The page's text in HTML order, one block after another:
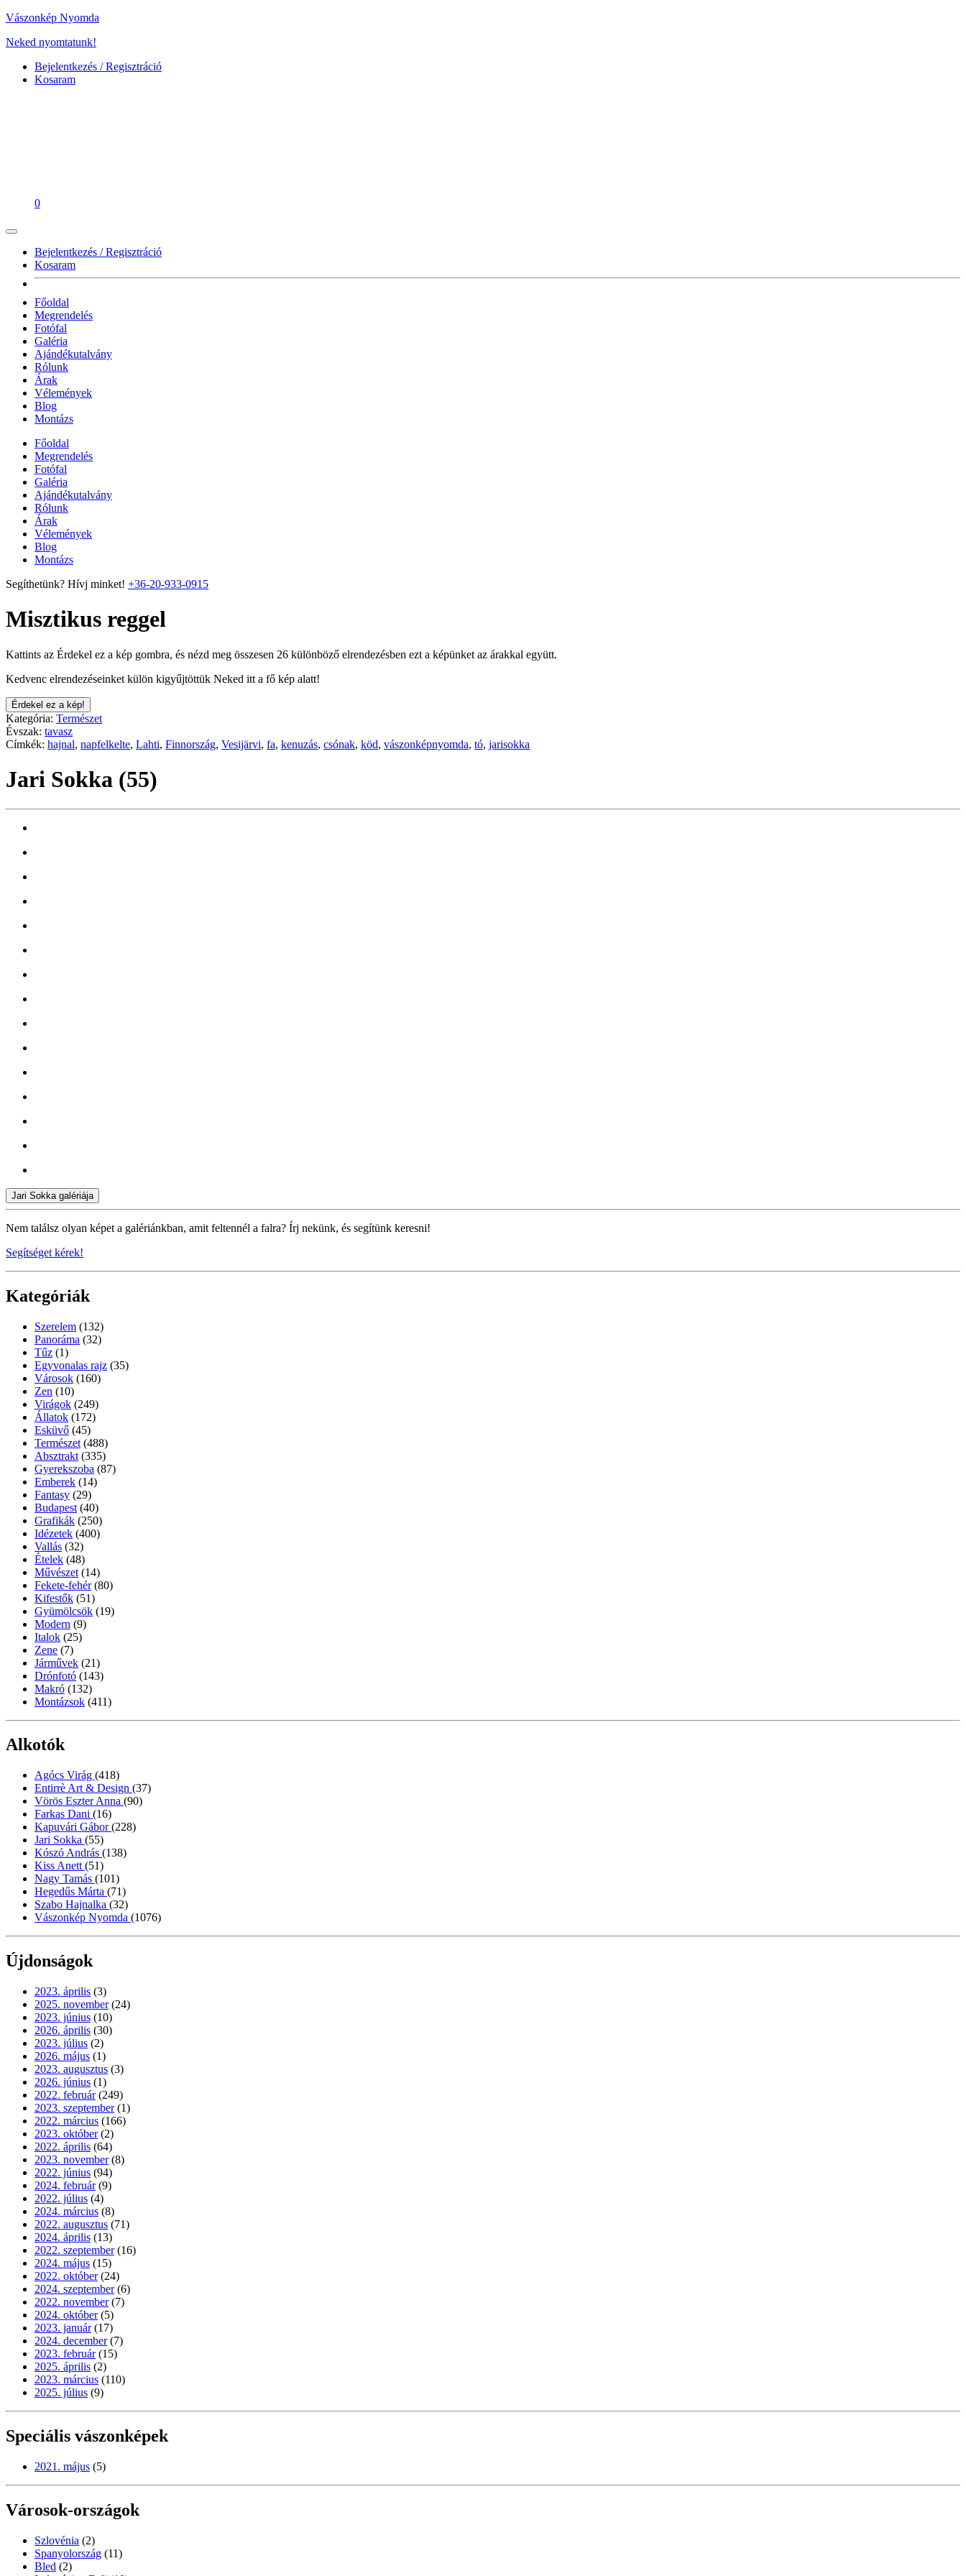
Vászonkép Nyomda
Neked nyomtatunk!
Bejelentkezés / Regisztráció
Kosaram
0
Bejelentkezés / Regisztráció
Kosaram
Főoldal
Megrendelés
Fotófal
Galéria
Ajándékutalvány
Rólunk
Árak
Vélemények
Blog
Montázs
Főoldal
Megrendelés
Fotófal
Galéria
Ajándékutalvány
Rólunk
Árak
Vélemények
Blog
Montázs
Segíthetünk? Hívj minket! +36-20-933-0915
Misztikus reggel
Kattints az Érdekel ez a kép gombra, és nézd meg összesen 26 különböző elrendezésben ezt a képünket az árakkal együtt.
Kedvenc elrendezéseinket külön kigyűjtöttük Neked itt a fő kép alatt!
Érdekel ez a kép!
Kategória: Természet
Évszak: tavasz
Címkék: hajnal, napfelkelte, Lahti, Finnország, Vesijärvi, fa, kenuzás, csónak, köd, vászonképnyomda, tó, jarisokka
Jari Sokka (55)
Jari Sokka galériája
Nem találsz olyan képet a galériánkban, amit feltennél a falra? Írj nekünk, és segítünk keresni!
Segítséget kérek!
Kategóriák
Szerelem (132)
Panoráma (32)
Tűz (1)
Egyvonalas rajz (35)
Városok (160)
Zen (10)
Virágok (249)
Állatok (172)
Esküvő (45)
Természet (488)
Absztrakt (335)
Gyerekszoba (87)
Emberek (14)
Fantasy (29)
Budapest (40)
Grafikák (250)
Idézetek (400)
Vallás (32)
Ételek (48)
Művészet (14)
Fekete-fehér (80)
Kifestők (51)
Gyümölcsök (19)
Modern (9)
Italok (25)
Zene (7)
Járművek (21)
Drónfotó (143)
Makró (132)
Montázsok (411)
Alkotók
Agócs Virág (418)
Entirrè Art & Design (37)
Vörös Eszter Anna (90)
Farkas Dani (16)
Kapuvári Gábor(228)
Jari Sokka (55)
Kószó András (138)
Kiss Anett (51)
Nagy Tamás (101)
Hegedűs Márta (71)
Szabo Hajnalka (32)
Vászonkép Nyomda (1076)
Újdonságok
2023. április (3)
2025. november (24)
2023. június (10)
2026. április (30)
2023. július (2)
2026. május (1)
2023. augusztus (3)
2026. június (1)
2022. február (249)
2023. szeptember (1)
2022. március (166)
2023. október (2)
2022. április (64)
2023. november (8)
2022. június (94)
2024. február (9)
2022. július (4)
2024. március (8)
2022. augusztus (71)
2024. április (13)
2022. szeptember (16)
2024. május (15)
2022. október (24)
2024. szeptember (6)
2022. november (7)
2024. október (5)
2023. január (17)
2024. december (7)
2023. február (15)
2025. április (2)
2023. március (110)
2025. július (9)
Speciális vászonképek
2021. május (5)
Városok-országok
Szlovénia (2)
Spanyolország (11)
Bled (2)